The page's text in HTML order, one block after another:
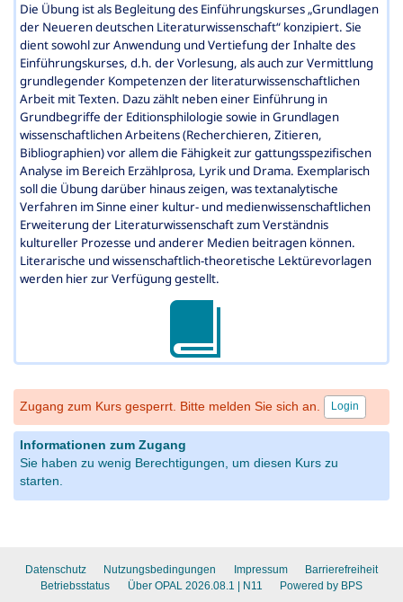
Die Übung ist als Begleitung des Einführungskurses „Grundlagen
der Neueren deutschen Literaturwissenschaft“ konzipiert. Sie
dient sowohl zur Anwendung und Vertiefung der Inhalte des
Einführungskurses, d.h. der Vorlesung, als auch zur Vermittlung
grundlegender Kompetenzen der literaturwissenschaftlichen
Arbeit mit Texten. Dazu zählt neben einer Einführung in
Grundbegriffe der Editionsphilologie sowie in Grundlagen
wissenschaftlichen Arbeitens (Recherchieren, Zitieren,
Bibliographien) vor allem die Fähigkeit zur gattungsspezifischen
Analyse im Bereich Erzählprosa, Lyrik und Drama. Exemplarisch
soll die Übung darüber hinaus zeigen, was textanalytische
Verfahren im Sinne einer kultur- und medienwissenschaftlichen
Erweiterung der Literaturwissenschaft zum Verständnis
kultureller Prozesse und anderer Medien beitragen können.
Literarische und wissenschaftlich-theoretische Lektürevorlagen
werden hier zur Verfügung gestellt.
Zugang zum Kurs gesperrt. Bitte melden Sie sich an. Login
Informationen zum Zugang
Sie haben zu wenig Berechtigungen, um diesen Kurs zu
starten.
Datenschutz Nutzungsbedingungen Impressum
Barrierefreiheit
Betriebsstatus
Über OPAL 2026.08.1 | N11 Powered by BPS